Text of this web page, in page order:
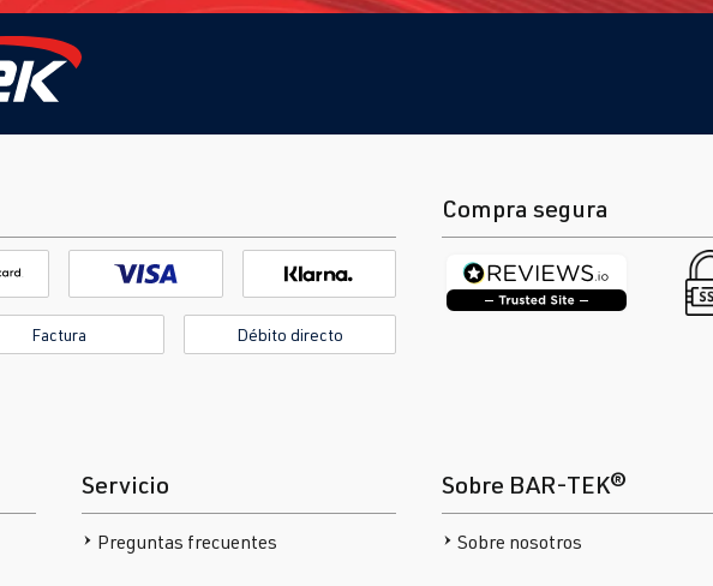
Factura Débito directo
Compra segura
Servicio
Preguntas frecuentes
Sobre BAR-TEK®
Sobre nosotros